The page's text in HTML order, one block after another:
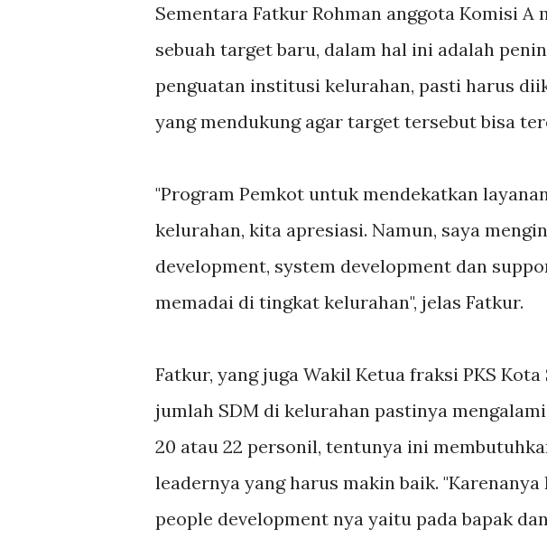
Sementara Fatkur Rohman anggota Komisi A
sebuah target baru, dalam hal ini adalah
penguatan institusi kelurahan, pasti harus
yang mendukung agar target tersebut bisa
"Program Pemkot untuk mendekatkan
kelurahan, kita apresiasi. Namun, saya
development, system development dan
memadai di tingkat kelurahan", jelas Fatkur.
Fatkur, yang juga Wakil Ketua fraksi PKS
jumlah SDM di kelurahan pastinya
20 atau 22 personil, tentunya ini
leadernya yang harus makin baik.
people development nya yaitu pada bapak